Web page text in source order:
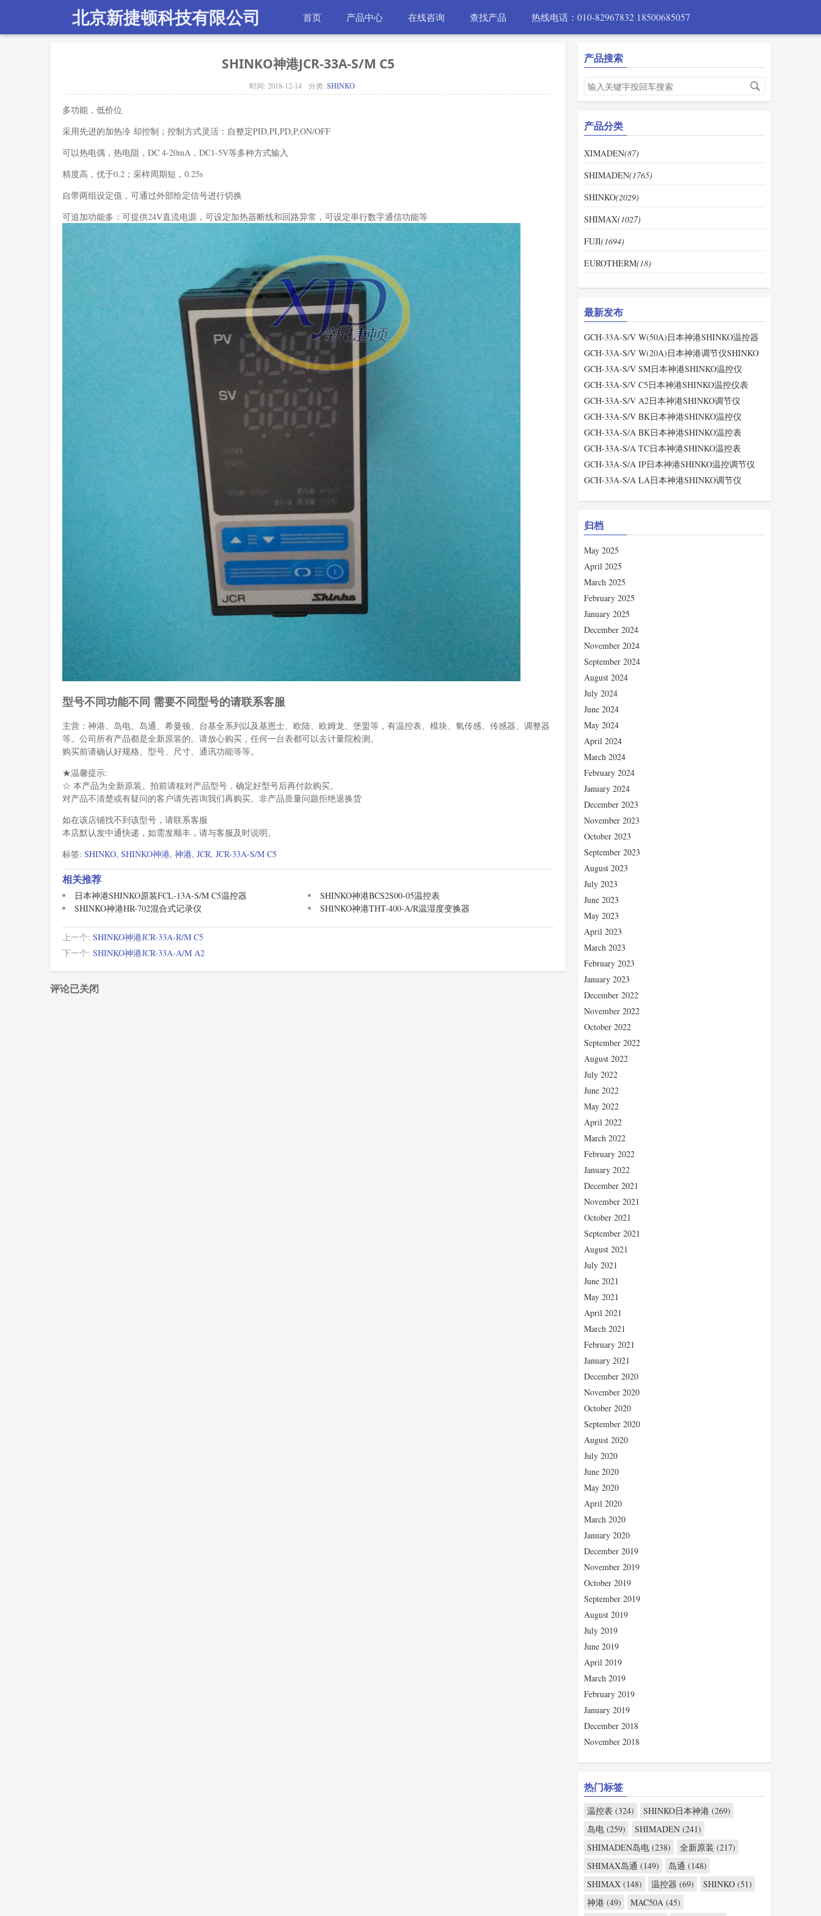
北京新捷顿科技有限公司 首页 产品中心 在线咨询 查找产品 热线电话：010-82967832 18500685057
SHINKO神港JCR-33A-S/M C5
时间: 2018-12-14 分类: SHINKO
多功能，低价位
采用先进的加热冷 却控制；控制方式灵活：自整定PID,PI,PD,P,ON/OFF
可以热电偶，热电阻，DC 4-20mA，DC1-5V等多种方式输入
精度高，优于0.2；采样周期短，0.25s
自带两组设定值，可通过外部给定信号进行切换
可追加功能多：可提供24V直流电源，可设定加热器断线和回路异常，可设定串行数字通信功能等
型号不同功能不同 需要不同型号的请联系客服
主营：神港、岛电、岛通、希曼顿、台基全系列以及基恩士、欧陆、欧姆龙、堡盟等，有温控表、模块、氧传感、传感器、调整器
等。公司所有产品都是全新原装的。请放心购买，任何一台表都可以去计量院检测。
购买前请确认好规格、型号、尺寸、通讯功能等等。
★温馨提示:
☆ 本产品为全新原装。拍前请核对产品型号，确定好型号后再付款购买。
对产品不清楚或有疑问的客户请先咨询我们再购买。非产品质量问题拒绝退换货
如在该店铺找不到该型号，请联系客服
本店默认发中通快递，如需发顺丰，请与客服及时说明。
标签: SHINKO, SHINKO神港, 神港, JCR, JCR-33A-S/M C5
相关推荐
日本神港SHINKO原装FCL-13A-S/M C5温控器
SHINKO神港BCS2S00-05温控表
SHINKO神港HR-702混合式记录仪
SHINKO神港THT-400-A/R温湿度变换器
上一个: SHINKO神港JCR-33A-R/M C5
下一个: SHINKO神港JCR-33A-A/M A2
评论已关闭
产品搜索
产品分类
XIMADEN(87)
SHIMADEN(1765)
SHINKO(2029)
SHIMAX(1027)
FUJI(1694)
EUROTHERM(18)
最新发布
GCH-33A-S/V W(50A)日本神港SHINKO温控器
GCH-33A-S/V W(20A)日本神港调节仪SHINKO
GCH-33A-S/V SM日本神港SHINKO温控仪
GCH-33A-S/V C5日本神港SHINKO温控仪表
GCH-33A-S/V A2日本神港SHINKO调节仪
GCH-33A-S/V BK日本神港SHINKO温控仪
GCH-33A-S/A BK日本神港SHINKO温控表
GCH-33A-S/A TC日本神港SHINKO温控表
GCH-33A-S/A IP日本神港SHINKO温控调节仪
GCH-33A-S/A LA日本神港SHINKO调节仪
归档
May 2025
April 2025
March 2025
February 2025
January 2025
December 2024
November 2024
September 2024
August 2024
July 2024
June 2024
May 2024
April 2024
March 2024
February 2024
January 2024
December 2023
November 2023
October 2023
September 2023
August 2023
July 2023
June 2023
May 2023
April 2023
March 2023
February 2023
January 2023
December 2022
November 2022
October 2022
September 2022
August 2022
July 2022
June 2022
May 2022
April 2022
March 2022
February 2022
January 2022
December 2021
November 2021
October 2021
September 2021
August 2021
July 2021
June 2021
May 2021
April 2021
March 2021
February 2021
January 2021
December 2020
November 2020
October 2020
September 2020
August 2020
July 2020
June 2020
May 2020
April 2020
March 2020
January 2020
December 2019
November 2019
October 2019
September 2019
August 2019
July 2019
June 2019
April 2019
March 2019
February 2019
January 2019
December 2018
November 2018
热门标签
温控表 (324)
SHINKO日本神港 (269)
岛电 (259)
SHIMADEN (241)
SHIMADEN岛电 (238)
全新原装 (217)
SHIMAX岛通 (149)
岛通 (148)
SHIMAX (148)
温控器 (69)
SHINKO (51)
神港 (49)
MAC50A (45)